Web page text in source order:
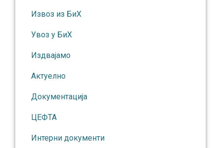
Извоз из БиХ
Увоз у БиХ
Издвајамо
Актуелно
Документација
ЦЕФТА
Интерни документи